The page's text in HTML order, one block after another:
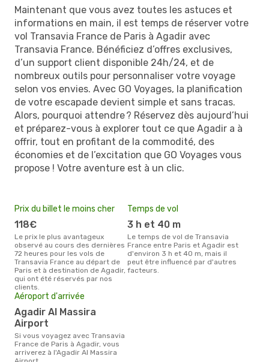
Maintenant que vous avez toutes les astuces et
informations en main, il est temps de réserver votre
vol Transavia France de Paris à Agadir avec
Transavia France. Bénéficiez d’offres exclusives,
d’un support client disponible 24h/24, et de
nombreux outils pour personnaliser votre voyage
selon vos envies. Avec GO Voyages, la planification
de votre escapade devient simple et sans tracas.
Alors, pourquoi attendre ? Réservez dès aujourd’hui
et préparez-vous à explorer tout ce que Agadir a à
offrir, tout en profitant de la commodité, des
économies et de l’excitation que GO Voyages vous
propose ! Votre aventure est à un clic.
Prix du billet le moins cher
118€
Le prix le plus avantageux
observé au cours des dernières
72 heures pour les vols de
Transavia France au départ de
Paris et à destination de Agadir,
qui ont été réservés par nos
clients.
Temps de vol
3 h et 40 m
Le temps de vol de Transavia
France entre Paris et Agadir est
d'environ 3 h et 40 m, mais il
peut être influencé par d'autres
facteurs.
Aéroport d'arrivée
Agadir Al Massira
Airport
Si vous voyagez avec Transavia
France de Paris à Agadir, vous
arriverez à l'Agadir Al Massira